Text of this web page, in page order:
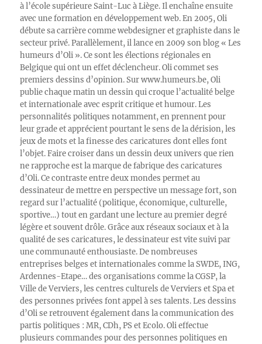
à l’école supérieure Saint-Luc à Liège. Il enchaîne ensuite
avec une formation en développement web. En 2005, Oli
débute sa carrière comme webdesigner et graphiste dans le
secteur privé. Parallèlement, il lance en 2009 son blog « Les
humeurs d’Oli ». Ce sont les élections régionales en
Belgique qui ont un effet déclencheur. Oli commet ses
premiers dessins d’opinion. Sur www.humeurs.be, Oli
publie chaque matin un dessin qui croque l’actualité belge
et internationale avec esprit critique et humour. Les
personnalités politiques notamment, en prennent pour
leur grade et apprécient pourtant le sens de la dérision, les
jeux de mots et la finesse des caricatures dont elles font
l’objet. Faire croiser dans un dessin deux univers que rien
ne rapproche est la marque de fabrique des caricatures
d’Oli. Ce contraste entre deux mondes permet au
dessinateur de mettre en perspective un message fort, son
regard sur l’actualité (politique, économique, culturelle,
sportive…) tout en gardant une lecture au premier degré
légère et souvent drôle. Grâce aux réseaux sociaux et à la
qualité de ses caricatures, le dessinateur est vite suivi par
une communauté enthousiaste. De nombreuses
entreprises belges et internationales comme la SWDE, ING,
Ardennes-Etape… des organisations comme la CGSP, la
Ville de Verviers, les centres culturels de Verviers et Spa et
des personnes privées font appel à ses talents. Les dessins
d’Oli se retrouvent également dans la communication des
partis politiques : MR, CDh, PS et Ecolo. Oli effectue
plusieurs commandes pour des personnes politiques en